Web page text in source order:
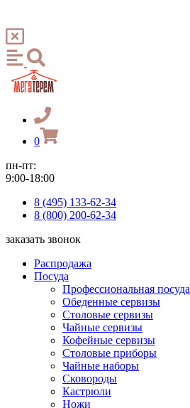
0
пн-пт:
9:00-18:00
8 (495) 133-62-34
8 (800) 200-62-34
заказать звонок
Распродажа
Посуда
Профессиональная посуда
Обеденные сервизы
Столовые сервизы
Чайные сервизы
Кофейные сервизы
Столовые приборы
Чайные наборы
Сковороды
Кастрюли
Ножи